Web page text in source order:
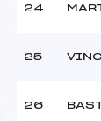
24
25
26